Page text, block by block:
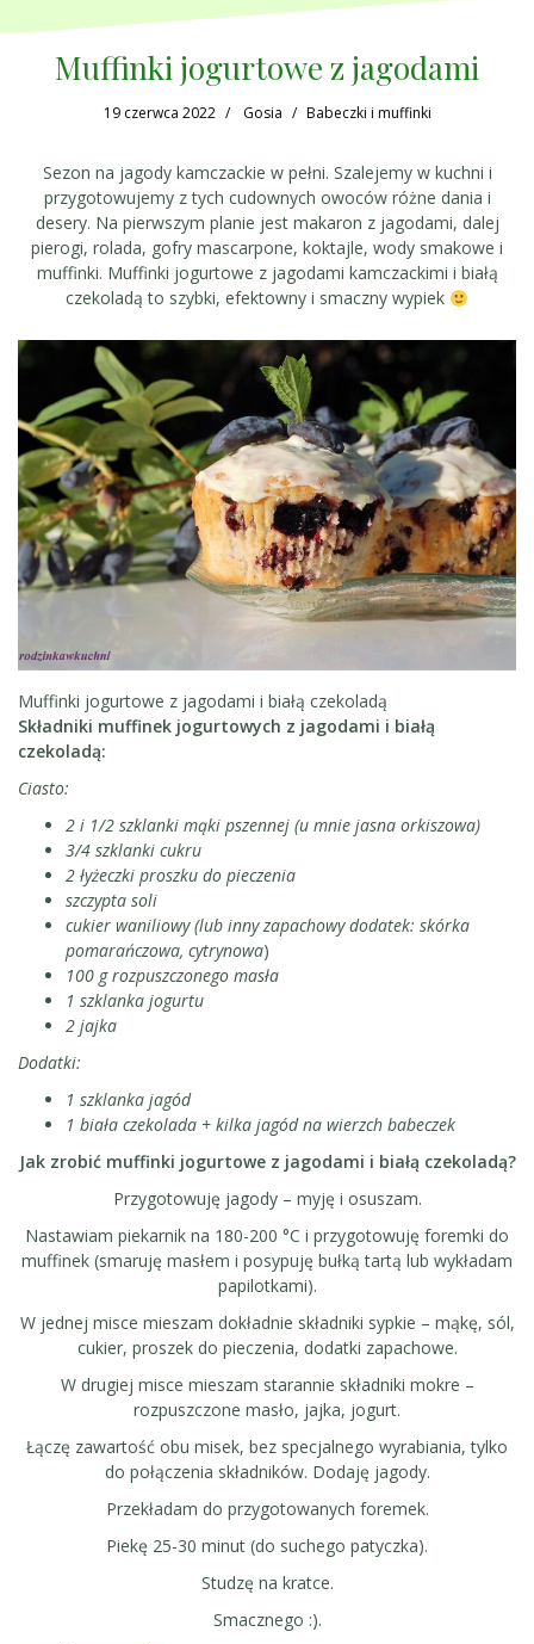
Muffinki jogurtowe z jagodami
19 czerwca 2022 Gosia Babeczki i muffinki
Sezon na jagody kamczackie w pełni. Szalejemy w kuchni i
przygotowujemy z tych cudownych owoców różne dania i
desery. Na pierwszym planie jest makaron z jagodami, dalej
pierogi, rolada, gofry mascarpone, koktajle, wody smakowe i
muffinki. Muffinki jogurtowe z jagodami kamczackimi i białą
czekoladą to szybki, efektowny i smaczny wypiek
Muffinki jogurtowe z jagodami i białą czekoladą
Składniki muffinek jogurtowych z jagodami i białą
czekoladą:
Ciasto:
2 i 1/2 szklanki mąki pszennej (u mnie jasna orkiszowa)
3/4 szklanki cukru
2 łyżeczki proszku do pieczenia
szczypta soli
cukier waniliowy (lub inny zapachowy dodatek: skórka
pomarańczowa, cytrynowa)
100 g rozpuszczonego masła
1 szklanka jogurtu
2 jajka
Dodatki:
1 szklanka jagód
1 biała czekolada + kilka jagód na wierzch babeczek
Jak zrobić muffinki jogurtowe z jagodami i białą czekoladą?
Przygotowuję jagody – myję i osuszam.
Nastawiam piekarnik na 180-200 °C i przygotowuję foremki do
muffinek (smaruję masłem i posypuję bułką tartą lub wykładam
papilotkami).
W jednej misce mieszam dokładnie składniki sypkie – mąkę, sól,
cukier, proszek do pieczenia, dodatki zapachowe.
W drugiej misce mieszam starannie składniki mokre –
rozpuszczone masło, jajka, jogurt.
Łączę zawartość obu misek, bez specjalnego wyrabiania, tylko
do połączenia składników. Dodaję jagody.
Przekładam do przygotowanych foremek.
Piekę 25-30 minut (do suchego patyczka).
Studzę na kratce.
Smacznego :).